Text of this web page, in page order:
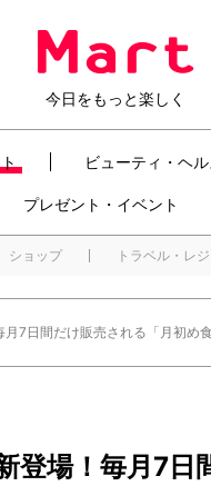
今日をもっと楽しく
ビューティ・ヘル
プレゼント・イベント
ショップ トラベル・レ
7日間だけ販売される「月初め
登場！毎月7日